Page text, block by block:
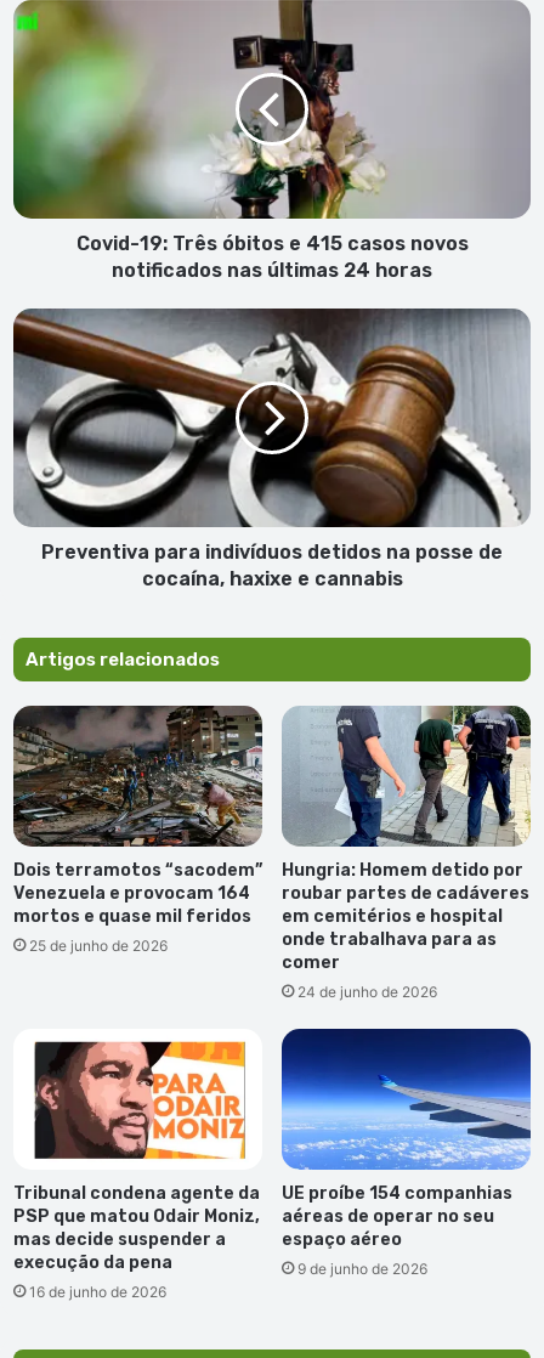
Covid-
19:
Três
novos
notificados
horas
Covid-19: Três óbitos e 415 casos novos
notificados nas últimas 24 horas
Preventiva
para
indivíduos
detidos
na
posse
de
cocaína,
haxixe
Preventiva para indivíduos detidos na posse de
cocaína, haxixe e cannabis
Artigos relacionados
Dois terramotos “sacodem”
Venezuela e provocam 164
mortos e quase mil feridos
25 de junho de 2026
Hungria: Homem detido por
roubar partes de cadáveres
em cemitérios e hospital
onde trabalhava para as
comer
24 de junho de 2026
Tribunal condena agente da
PSP que matou Odair Moniz,
mas decide suspender a
execução da pena
16 de junho de 2026
UE proíbe 154 companhias
aéreas de operar no seu
espaço aéreo
9 de junho de 2026